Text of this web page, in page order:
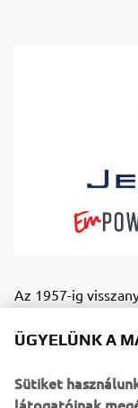
Az 1957-ig
hajózási élményt
elegáns vonalaik
a hajókon minden
ÜGYELÜNK A
Sütiket